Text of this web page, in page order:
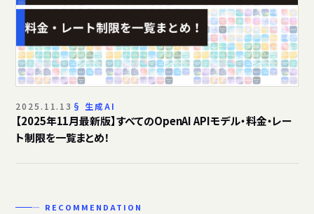
2025.11.13 生成AI
【2025年11月最新版】すべてのOpenAI APIモデル・料金・レー
ト制限を一覧まとめ！
— RECOMMENDATION